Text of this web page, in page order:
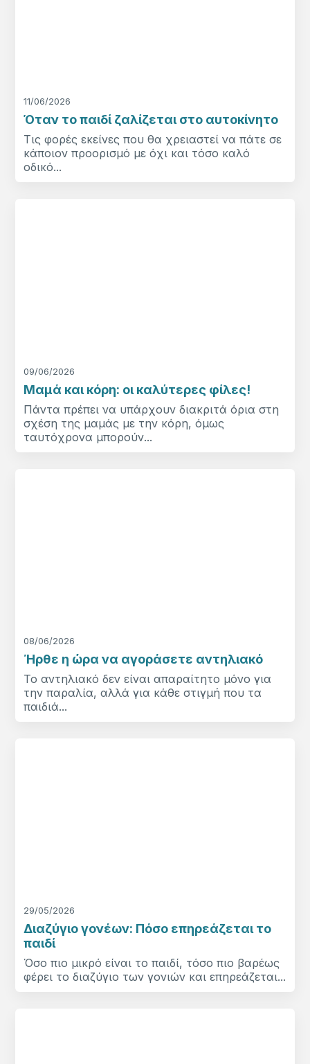
11/06/2026
Όταν το παιδί ζαλίζεται στο αυτοκίνητο
Τις φορές εκείνες που θα χρειαστεί να πάτε σε
κάποιον προορισμό με όχι και τόσο καλό
οδικό...
09/06/2026
Μαμά και κόρη: οι καλύτερες φίλες!
Πάντα πρέπει να υπάρχουν διακριτά όρια στη
σχέση της μαμάς με την κόρη, όμως
ταυτόχρονα μπορούν...
08/06/2026
Ήρθε η ώρα να αγοράσετε αντηλιακό
Το αντηλιακό δεν είναι απαραίτητο μόνο για
την παραλία, αλλά για κάθε στιγμή που τα
παιδιά...
29/05/2026
Διαζύγιο γονέων: Πόσο επηρεάζεται το
παιδί
Όσο πιο μικρό είναι το παιδί, τόσο πιο βαρέως
φέρει το διαζύγιο των γονιών και επηρεάζεται...